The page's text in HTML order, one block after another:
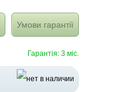
Умови гарантії
Гарантія: 3 міс.